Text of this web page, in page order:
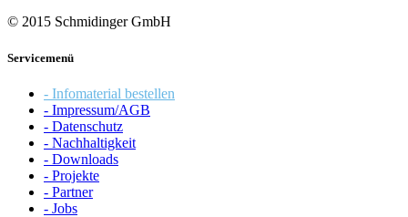
© 2015 Schmidinger GmbH
Servicemenü
- Infomaterial bestellen
- Impressum/AGB
- Datenschutz
- Nachhaltigkeit
- Downloads
- Projekte
- Partner
- Jobs